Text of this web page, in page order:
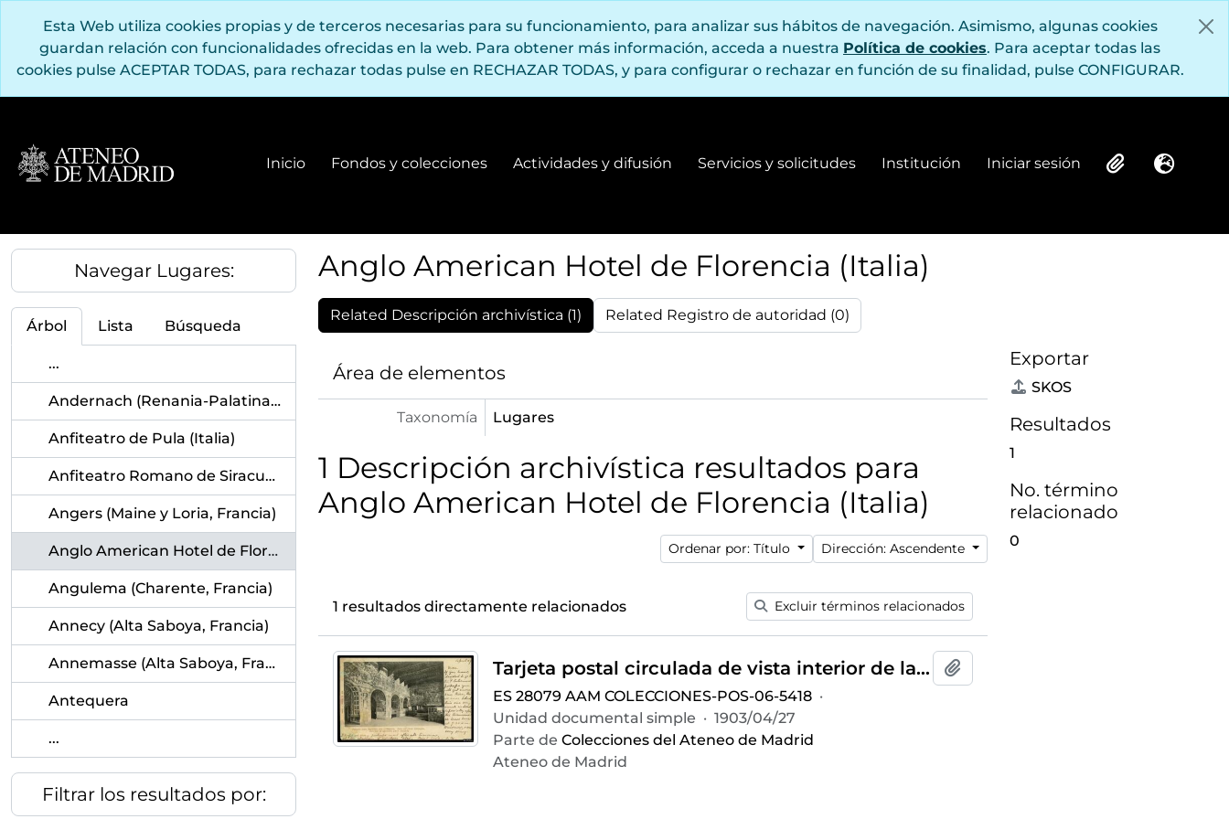
Esta Web utiliza cookies propias y de terceros necesarias para su funcionamiento, para analizar sus hábitos de navegación. Asimismo, algunas cookies
guardan relación con funcionalidades ofrecidas en la web. Para obtener más información, acceda a nuestra Política de cookies. Para aceptar todas las
cookies pulse ACEPTAR TODAS, para rechazar todas pulse en RECHAZAR TODAS, y para configurar o rechazar en función de su finalidad, pulse CONFIGURAR.
Inicio Fondos y colecciones
Fondos y colecciones
Actividades y difusión
Actividades y difusión
Servicios y solicitudes Institución
Institución
Iniciar sesión
Iniciar sesión ClipboardIdioma
Navegar Lugares:
Árbol Lista Búsqueda
...
Andernach (Renania-Palatinado, Alemania)
Anfiteatro de Pula (Italia)
Anfiteatro Romano de Siracusa (Italia)
Angers (Maine y Loria, Francia)
Anglo American Hotel de Florencia (Italia)
Angulema (Charente, Francia)
Annecy (Alta Saboya, Francia)
Annemasse (Alta Saboya, Francia)
Antequera
...
Filtrar los resultados por:
Anglo American Hotel de Florencia (Italia)
Related Descripción archivística (1) Related Registro de autoridad (0)
Área de elementos
Taxonomía Lugares
1 Descripción archivística resultados para
Anglo American Hotel de Florencia (Italia)
Ordenar por: Título Dirección: Ascendente
1 resultados directamente relacionados Excluir términos relacionados
Tarjeta postal circulada de vista interior de la Sala del Gran Consiglio decorada con frescos del siglo XIV del Palacio Comunal de Siena o Palazzo della Signoria de Siena editada por [Ernesto] Richter en Roma y remitida a Miss Moinet, al Anglo American Hotel de la Via Garibaldi de Florencia
ES 28079 AAM COLECCIONES-POS-06-5418 ·
Unidad documental simple · 1903/04/27
Parte de Colecciones del Ateneo de Madrid
Ateneo de Madrid
Exportar
SKOS
Resultados
1
No. término
relacionado
0